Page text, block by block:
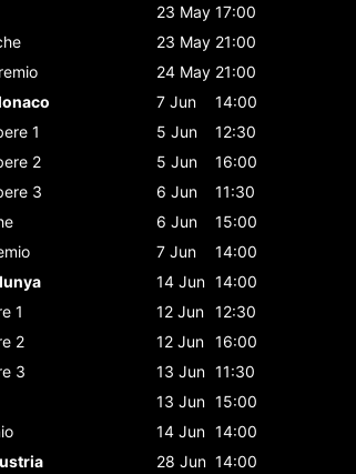
23 May 17:00
23 May 21:00
24 May 21:00
7 Jun
14:00
1 5 Jun
12:30
2 5 Jun
16:00
3 6 Jun
11:30
6 Jun
15:00
7 Jun
14:00
14 Jun 14:00
1 12 Jun 12:30
2 12 Jun 16:00
3 13 Jun 11:30
13 Jun 15:00
14 Jun 14:00
28 Jun 14:00